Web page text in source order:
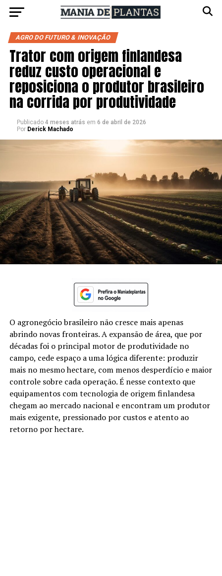
AGRO DO FUTURO & INOVAÇÃO
Trator com origem finlandesa
reduz custo operacional e
reposiciona o produtor brasileiro
na corrida por produtividade
Publicado 4 meses atrás em 6 de abril de 2026
Por Derick Machado
O agronegócio brasileiro não cresce mais apenas
abrindo novas fronteiras. A expansão de área, que por
décadas foi o principal motor de produtividade no
campo, cede espaço a uma lógica diferente: produzir
mais no mesmo hectare, com menos desperdício e maior
controle sobre cada operação. É nesse contexto que
equipamentos com tecnologia de origem finlandesa
chegam ao mercado nacional e encontram um produtor
mais exigente, pressionado por custos e atento ao
retorno por hectare.